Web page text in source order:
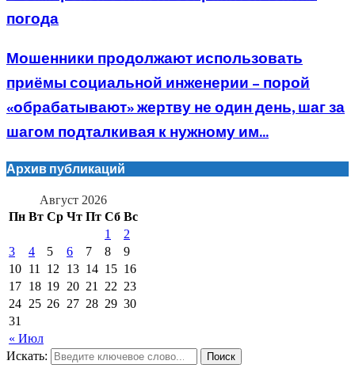
погода
Мошенники продолжают использовать
приёмы социальной инженерии – порой
«обрабатывают» жертву не один день, шаг за
шагом подталкивая к нужному им...
Архив публикаций
Август 2026
Пн Вт Ср Чт Пт Сб Вс
« Июл
1
2
3
4 5 6 7 8
9
10 11 12 13 14 15 16
17 18 19 20 21 22 23
24 25 26 27 28 29 30
31
Искать: Поиск